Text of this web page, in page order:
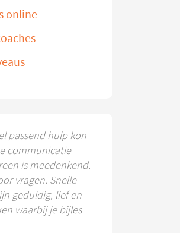
online
passend hulp kon
communicatie
is meedenkend.
vragen. Snelle
geduldig, lief en
waarbij je bijles